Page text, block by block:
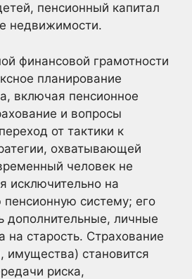
пенсионный капитал
недвижимости.
финансовой грамотности
планирование
включая пенсионное
и вопросы
от тактики к
охватывающей
человек не
исключительно на
пенсионную систему; его
дополнительные, личные
на старость. Страхование
имущества) становится
риска,